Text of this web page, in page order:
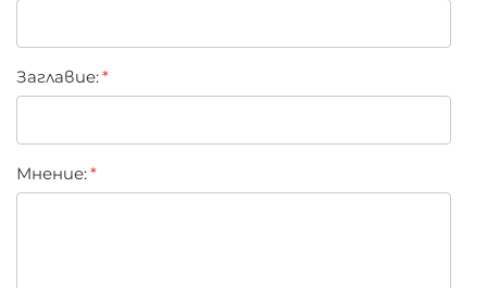
Заглавиe:
Мнение: